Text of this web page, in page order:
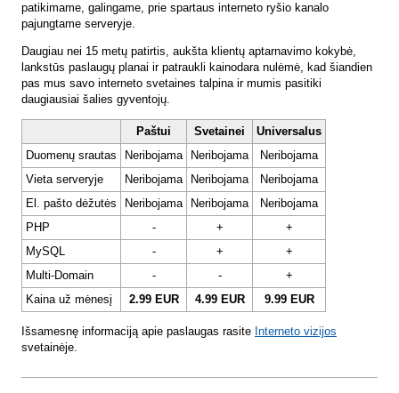
patikimame, galingame, prie spartaus interneto ryšio kanalo
pajungtame serveryje.
Daugiau nei 15 metų patirtis, aukšta klientų aptarnavimo kokybė,
lankstūs paslaugų planai ir patraukli kainodara nulėmė, kad šiandien
pas mus savo interneto svetaines talpina ir mumis pasitiki
daugiausiai šalies gyventojų.
Paštui Svetainei
Universalus
Duomenų srautas
Neribojama Neribojama
Neribojama
Vieta serveryje
Neribojama Neribojama
Neribojama
El. pašto dėžutės
Neribojama Neribojama
Neribojama
PHP
- +
+
MySQL
- +
+
Multi-Domain
- -
+
Kaina už mėnesį
2.99 EUR 4.99 EUR 9.99 EUR
Išsamesnę informaciją apie paslaugas rasite Interneto vizijos
svetainėje.